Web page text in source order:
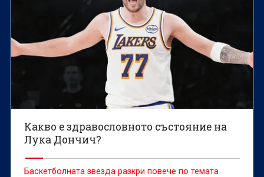
Какво е здравословното състояние на
Лука Дончич?
Баскетболната звезда разкри повече по темата